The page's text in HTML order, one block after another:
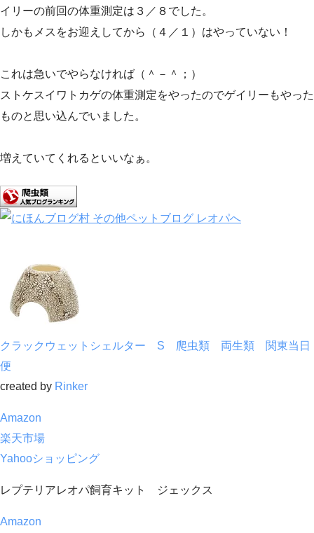
イリーの前回の体重測定は３／８でした。
しかもメスをお迎えしてから（４／１）はやっていない！
これは急いでやらなければ（＾－＾；）
ストケスイワトカゲの体重測定をやったのでゲイリーもやった
ものと思い込んでいました。
増えていてくれるといいなぁ。
クラックウェットシェルター S 爬虫類 両生類 関東当日
便
created by Rinker
Amazon
楽天市場
Yahooショッピング
レプテリアレオパ飼育キット ジェックス
Amazon